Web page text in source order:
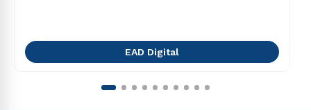
EAD Digital